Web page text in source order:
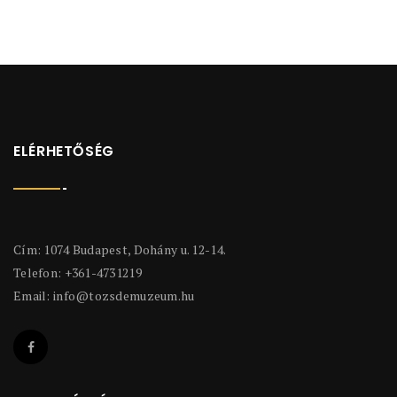
ELÉRHETŐSÉG
Cím: 1074 Budapest, Dohány u. 12-14.
Telefon: +361-4731219
Email: info@tozsdemuzeum.hu